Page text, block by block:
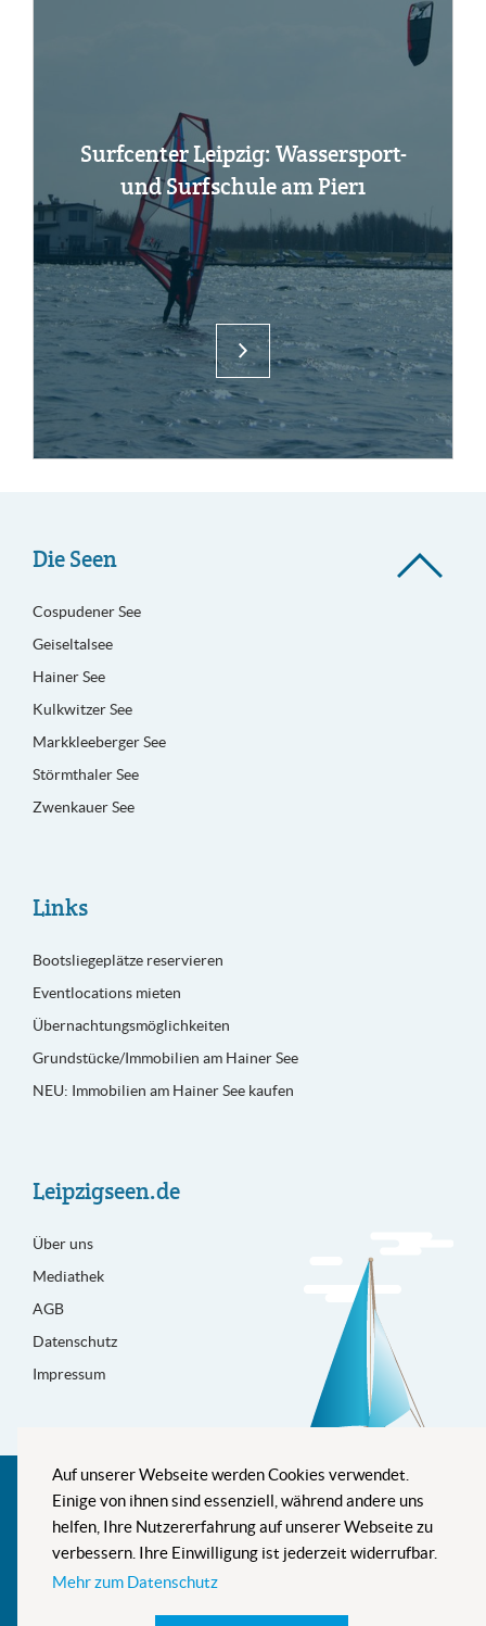
Auf unserer Webseite werden Cookies verwendet.
Einige von ihnen sind essenziell, während andere uns
helfen, Ihre Nutzererfahrung auf unserer Webseite zu
verbessern. Ihre Einwilligung ist jederzeit widerrufbar.
Mehr zum Datenschutz
Surf­cen­ter Leip­zig: Was­ser­sport-
und Surf­schu­le am Pier1
Die Seen
Cospudener See
Geiseltalsee
Hainer See
Kulkwitzer See
Markkleeberger See
Störmthaler See
Zwenkauer See
Links
Bootsliegeplätze reservieren
Eventlocations mieten
Übernachtungsmöglichkeiten
Grundstücke/Immobilien am Hainer See
NEU: Immobilien am Hainer See kaufen
Leipzigseen.de
Über uns
Mediathek
AGB
Datenschutz
Impressum
Besser informiert